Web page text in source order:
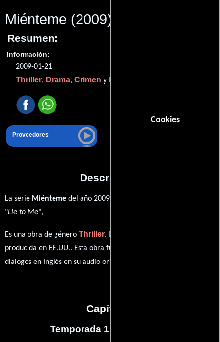
Cookies
Miénteme (2009)
Resumen:
Información:
2009-01-21
Thriller, Drama, Crimen y Misterio
Proveedores
Descripción
La serie Miénteme del año 2009, conocida originalmente como
"Lie to Me",
Es una obra de género Thriller, Drama
producida en EE.UU.. Esta obra fue grabada originalmente con
dialogos en Inglés en su audio original.
Capítulos
Temporada 1(